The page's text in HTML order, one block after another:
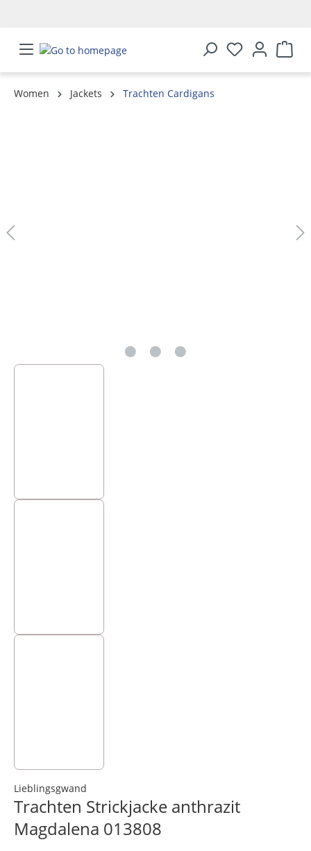
Women Jackets
Trachten Cardigans
Lieblingsgwand
Trachten Strickjacke anthrazit
Magdalena 013808